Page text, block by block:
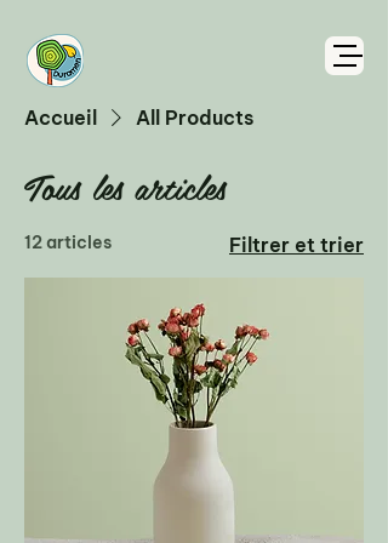
Accueil All Products
Tous les articles
12 articles Filtrer et trier